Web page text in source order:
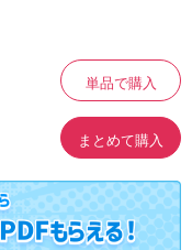
単品で購入
まとめて購入